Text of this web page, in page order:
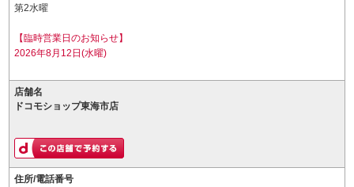
第2水曜
【臨時営業日のお知らせ】
2026年8月12日(水曜)
店舗名
ドコモショップ東海市店
住所/電話番号